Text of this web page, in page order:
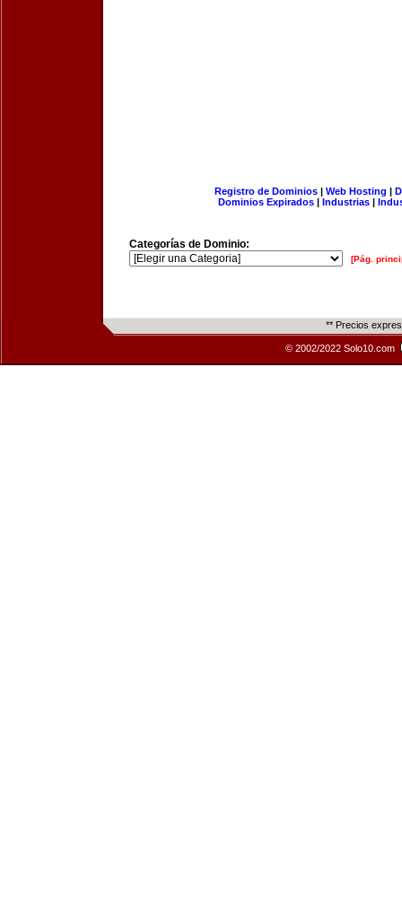
Registro de Dominios| Web Hosting |
Dominios Expirados | Industrias |
Categorías de Dominio:
[Pág.
** Precios
© 2002/2022 Solo10.com